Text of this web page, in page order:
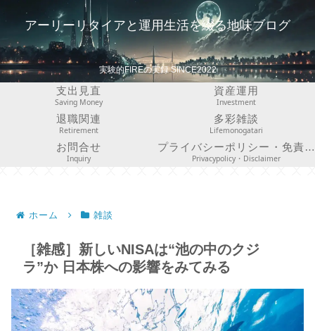
アーリーリタイアと運用生活を綴る地味ブログ
実験的FIREの実録 SINCE2022
支出見直
Saving Money
資産運用
Investment
退職関連
Retirement
多彩雑談
Lifemonogatari
お問合せ
Inquiry
プライバシーポリシー・免責事項
Privacypolicy・Disclaimer
ホーム 雑談
［雑感］新しいNISAは“池の中のクジ
ラ”か 日本株への影響をみてみる